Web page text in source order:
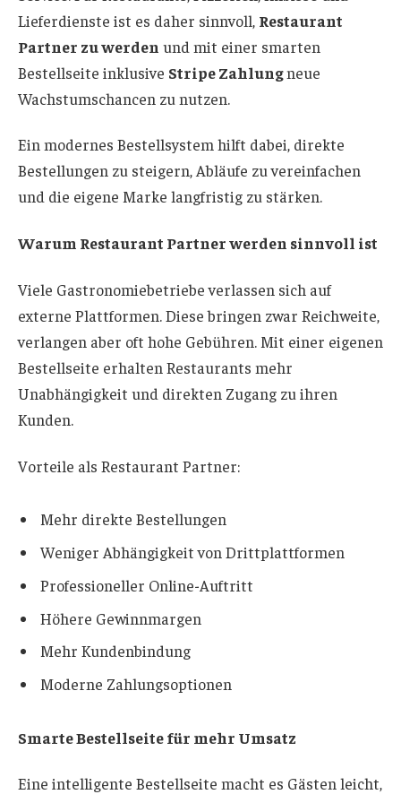
Lieferdienste ist es daher sinnvoll, Restaurant
Partner zu werden und mit einer smarten
Bestellseite inklusive Stripe Zahlungneue
Wachstumschancen zu nutzen.
Ein modernes Bestellsystem hilft dabei, direkte
Bestellungen zu steigern, Abläufe zu vereinfachen
und die eigene Marke langfristig zu stärken.
Warum Restaurant Partner werden sinnvoll ist
Viele Gastronomiebetriebe verlassen sich auf
externe Plattformen. Diese bringen zwar Reichweite,
verlangen aber oft hohe Gebühren. Mit einer eigenen
Bestellseite erhalten Restaurants mehr
Unabhängigkeit und direkten Zugang zu ihren
Kunden.
Vorteile als Restaurant Partner:
Mehr direkte Bestellungen
Weniger Abhängigkeit von Drittplattformen
Professioneller Online-Auftritt
Höhere Gewinnmargen
Mehr Kundenbindung
Moderne Zahlungsoptionen
Smarte Bestellseite für mehr Umsatz
Eine intelligente Bestellseite macht es Gästen leicht,